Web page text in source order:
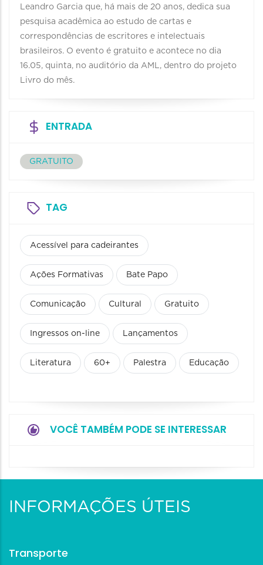
Leandro Garcia que, há mais de 20 anos, dedica sua
pesquisa acadêmica ao estudo de cartas e
correspondências de escritores e intelectuais
brasileiros. O evento é gratuito e acontece no dia
16.05, quinta, no auditório da AML, dentro do projeto
Livro do mês.
ENTRADA
GRATUITO
TAG
Acessível para cadeirantes
Ações Formativas Bate Papo
Comunicação Cultural Gratuito
Ingressos on-line Lançamentos
Literatura 60+ Palestra Educação
VOCÊ TAMBÉM PODE SE INTERESSAR
INFORMAÇÕES ÚTEIS
Transporte